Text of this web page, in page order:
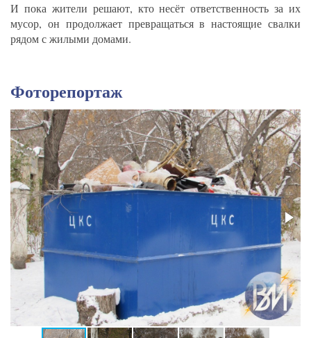
И пока жители решают, кто несёт ответственность за их
мусор, он продолжает превращаться в настоящие свалки
рядом с жилыми домами.
Фоторепортаж